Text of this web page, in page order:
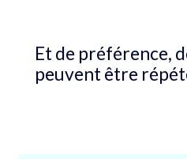
Et de préférence,
peuvent être